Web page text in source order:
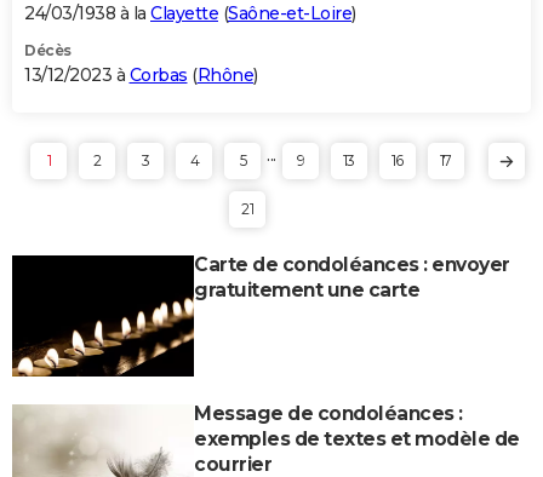
24/03/1938 à la Clayette (Saône-et-Loire)
Décès
13/12/2023 à Corbas (Rhône)
1 2 3 4 5 ... 9 13 16 17
21
Carte de condoléances : envoyer
gratuitement une carte
Message de condoléances :
exemples de textes et modèle de
courrier